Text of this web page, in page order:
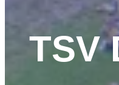
TSV